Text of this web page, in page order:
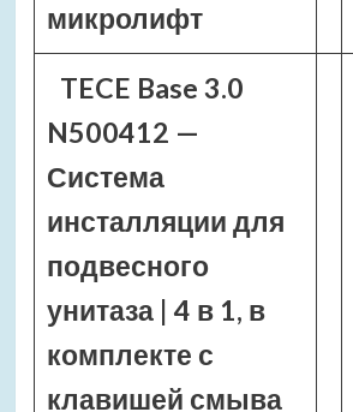
микролифт
TECE Base 3.0
N500412 —
Система
инсталляции для
подвесного
унитаза | 4 в 1, в
комплекте с
клавишей смыва